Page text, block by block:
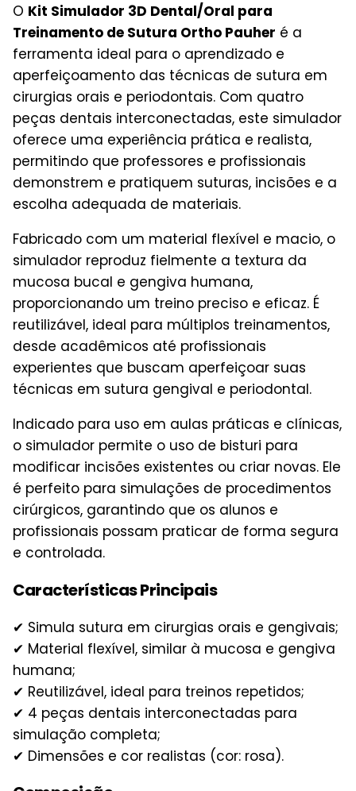
O Kit Simulador 3D Dental/Oral para
Treinamento de Sutura Ortho Pauher é a
ferramenta ideal para o aprendizado e
aperfeiçoamento das técnicas de sutura em
cirurgias orais e periodontais. Com quatro
peças dentais interconectadas, este simulador
oferece uma experiência prática e realista,
permitindo que professores e profissionais
demonstrem e pratiquem suturas, incisões e a
escolha adequada de materiais.
Fabricado com um material flexível e macio, o
simulador reproduz fielmente a textura da
mucosa bucal e gengiva humana,
proporcionando um treino preciso e eficaz. É
reutilizável, ideal para múltiplos treinamentos,
desde acadêmicos até profissionais
experientes que buscam aperfeiçoar suas
técnicas em sutura gengival e periodontal.
Indicado para uso em aulas práticas e clínicas,
o simulador permite o uso de bisturi para
modificar incisões existentes ou criar novas. Ele
é perfeito para simulações de procedimentos
cirúrgicos, garantindo que os alunos e
profissionais possam praticar de forma segura
e controlada.
Características Principais
✔ Simula sutura em cirurgias orais e gengivais;
✔ Material flexível, similar à mucosa e gengiva
humana;
✔ Reutilizável, ideal para treinos repetidos;
✔ 4 peças dentais interconectadas para
simulação completa;
✔ Dimensões e cor realistas (cor: rosa).